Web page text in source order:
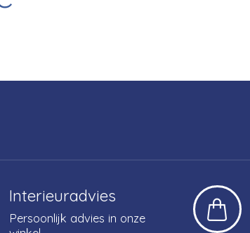
Interieuradvies
Persoonlijk advies in onze